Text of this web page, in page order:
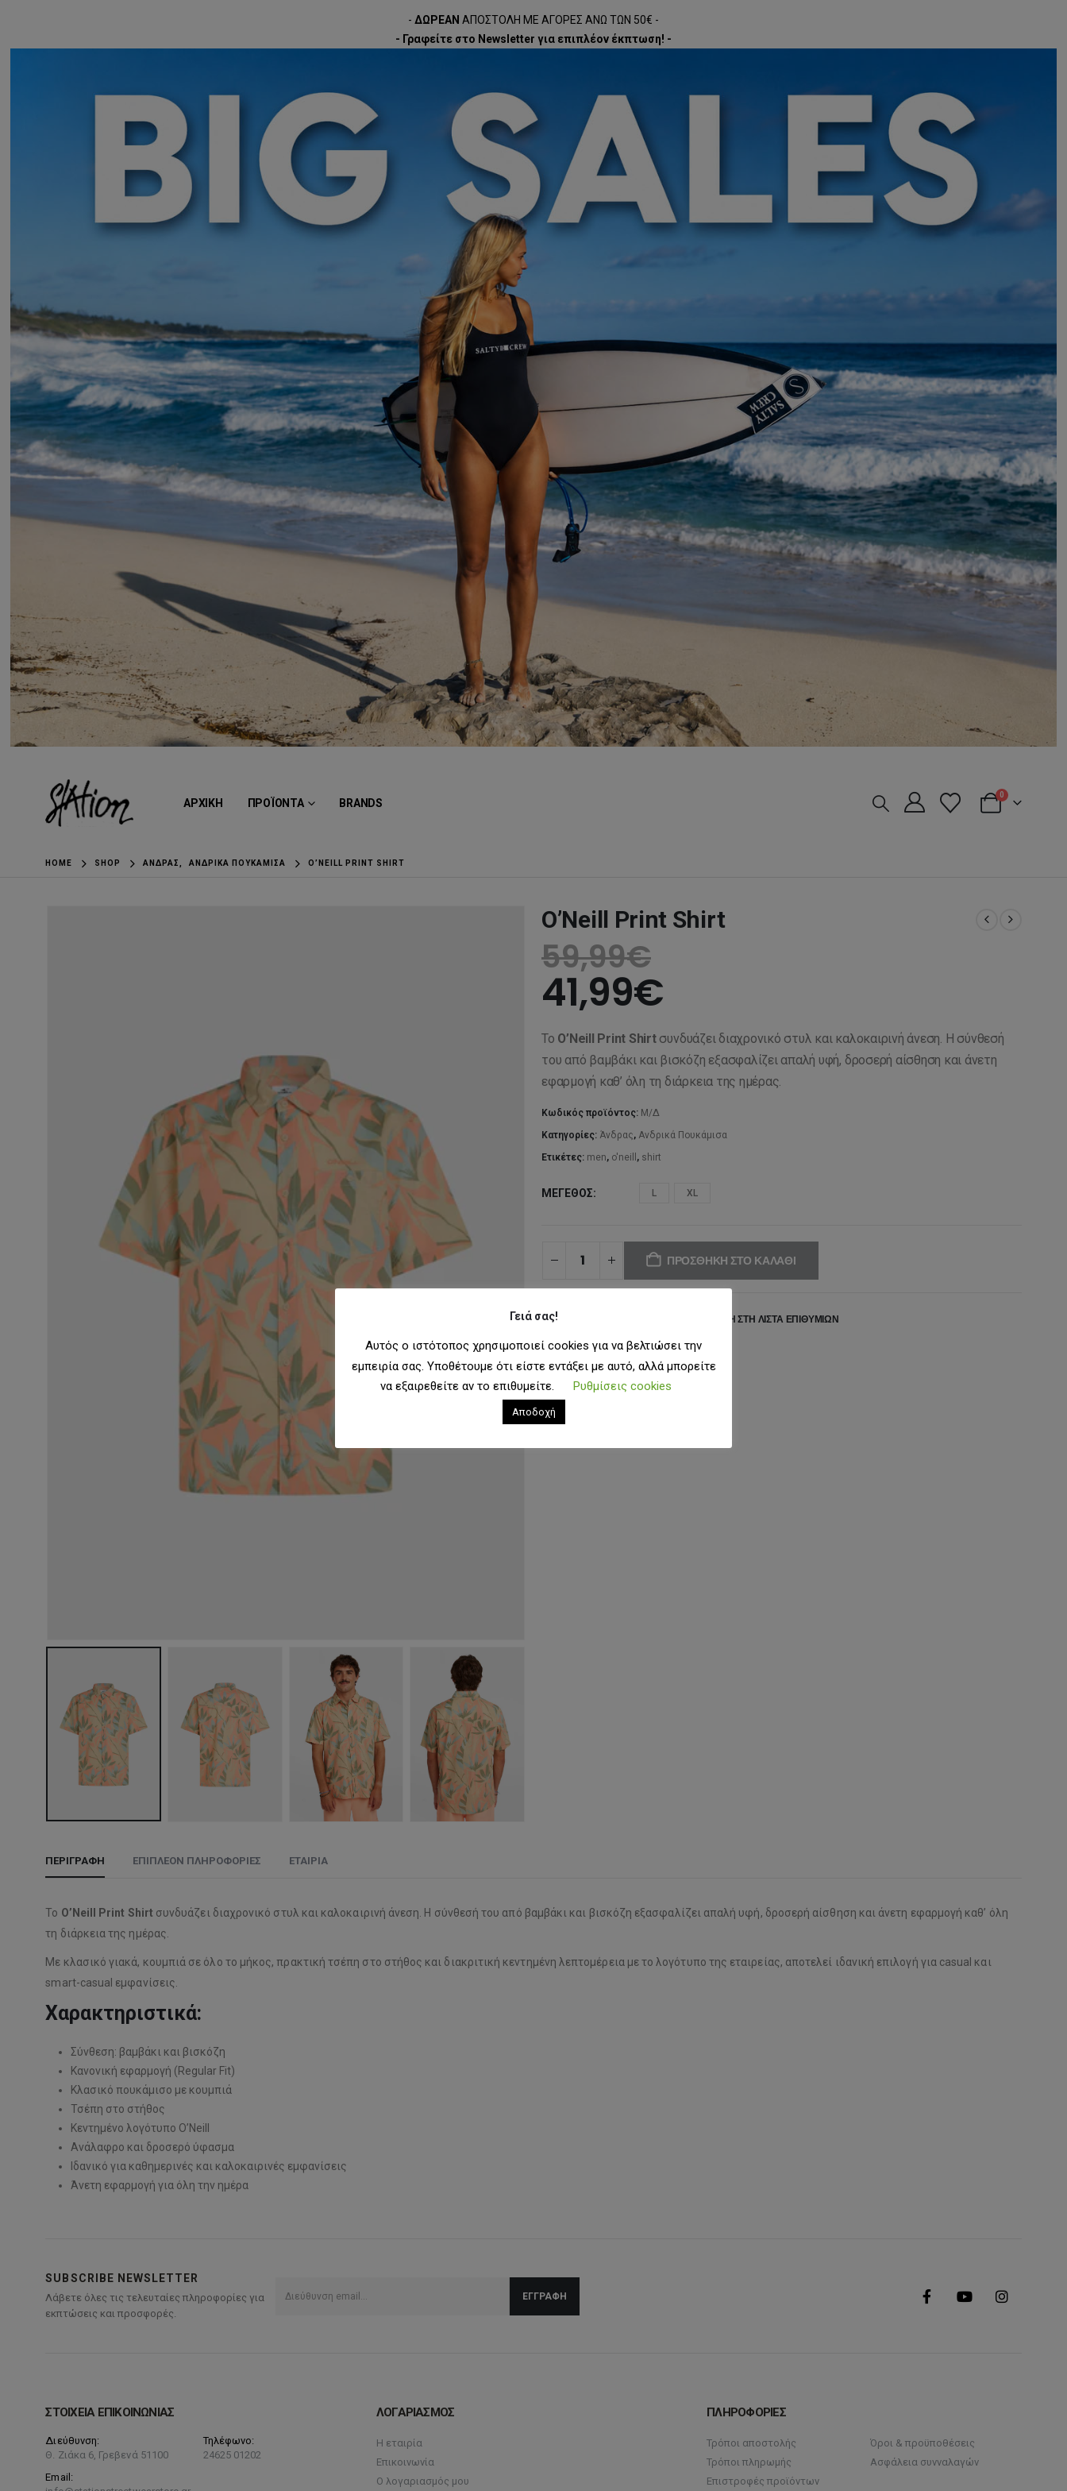
- ΔΩΡΕΑΝ ΑΠΟΣΤΟΛΗ ΜΕ ΑΓΟΡΕΣ ΑΝΩ ΤΩΝ 50€ -
- Γραφείτε στο Newsletter για επιπλέον έκπτωση! -
ΑΡΧΙΚΗ ΠΡΟΪΟΝΤΑ BRANDS
0
HOME SHOP ΆΝΔΡΑΣ ΑΝΔΡΙΚΆ ΠΟΥΚΆΜΙΣΑ O’NEILL PRINT SHIRT
O’Neill Print Shirt
59,99€
41,99€
Το O’Neill Print Shirtσυνδυάζει διαχρονικό στυλ και καλοκαιρινή άνεση. Η σύνθεσή
του από βαμβάκι και βισκόζη εξασφαλίζει απαλή υφή, δροσερή αίσθηση και άνετη
εφαρμογή καθ’ όλη τη διάρκεια της ημέρας.
Κωδικός προϊόντος: Μ/Δ
Κατηγορίες: Άνδρας, Ανδρικά Πουκάμισα
Ετικέτες: men, o'neill , shirt
ΜΈΓΕΘΟΣ L XL
ΠΡΟΣΘΉΚΗ ΣΤΟ ΚΑΛΆΘΙ
ΠΡΟΣΘΉΚΗ ΣΤΗ ΛΊΣΤΑ ΕΠΙΘΥΜΙΏΝ
ΠΕΡΙΓΡΑΦΉ ΕΠΙΠΛΈΟΝ ΠΛΗΡΟΦΟΡΊΕΣ ΕΤΑΙΡΊΑ
Το O’Neill Print Shirt συνδυάζει διαχρονικό στυλ και καλοκαιρινή άνεση. Η σύνθεσή του από βαμβάκι και βισκόζη εξασφαλίζει απαλή υφή, δροσερή αίσθηση και άνετη εφαρμογή καθ’ όλη
τη διάρκεια της ημέρας.
Με κλασικό γιακά, κουμπιά σε όλο το μήκος, πρακτική τσέπη στο στήθος και διακριτική κεντημένη λεπτομέρεια με το λογότυπο της εταιρείας, αποτελεί ιδανική επιλογή για casual και
smart-casual εμφανίσεις.
Χαρακτηριστικά:
Σύνθεση: βαμβάκι και βισκόζη
Κανονική εφαρμογή (Regular Fit)
Κλασικό πουκάμισο με κουμπιά
Τσέπη στο στήθος
Κεντημένο λογότυπο O’Neill
Ανάλαφρο και δροσερό ύφασμα
Ιδανικό για καθημερινές και καλοκαιρινές εμφανίσεις
Άνετη εφαρμογή για όλη την ημέρα
SUBSCRIBE NEWSLETTER
Λάβετε όλες τις τελευταίες πληροφορίες για
εκπτώσεις και προσφορές.
ΣΤΟΙΧΕΙΑ ΕΠΙΚΟΙΝΩΝΙΑΣ
Διεύθυνση:
Θ. Ζιάκα 6, Γρεβενά 51100
Τηλέφωνο:
24625 01202
Email:
ΛΟΓΑΡΙΑΣΜΟΣ
Η εταιρία
Επικοινωνία
Ο λογαριασμός μου
ΠΛΗΡΟΦΟΡΙΕΣ
Τρόποι αποστολής
Τρόποι πληρωμής
Επιστροφές προϊόντων
Όροι & προϋποθέσεις
Ασφάλεια συνναλαγών
Γειά σας!
Αυτός ο ιστότοπος χρησιμοποιεί cookies για να βελτιώσει την
εμπειρία σας. Υποθέτουμε ότι είστε εντάξει με αυτό, αλλά μπορείτε
να εξαιρεθείτε αν το επιθυμείτε.
Ρυθμίσεις cookies
Αποδοχή